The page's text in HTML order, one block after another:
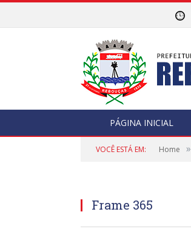
PÁGINA INICIAL
VOCÊ ESTÁ EM: Home »
Frame 365